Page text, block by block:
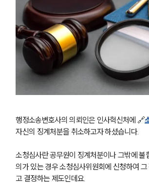
행정소송변호사의 의뢰인은 인사혁신처에 🔗
자신의 징계처분을 취소하고자 하셨습니다.
소청심사란 공무원이 징계처분이나 그밖에 불
의가 있는 경우 소청심사위원회에 신청하여
고 결정하는 제도인데요.